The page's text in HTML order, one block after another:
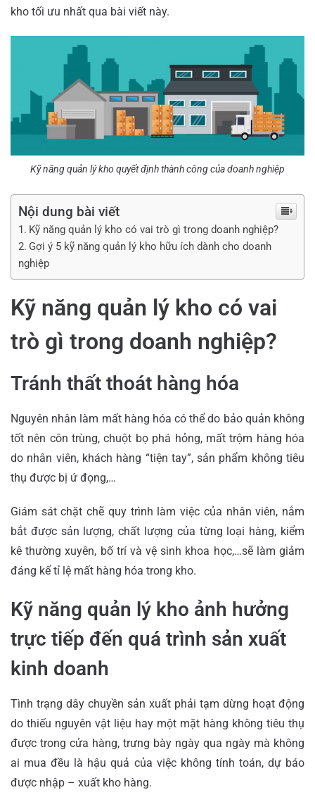
kho tối ưu nhất qua bài viết này.
Kỹ năng quản lý kho quyết định thành công của doanh nghiệp
Nội dung bài viết
Kỹ năng quản lý kho có vai trò gì trong doanh nghiệp?
Gợi ý 5 kỹ năng quản lý kho hữu ích dành cho doanh
nghiệp
Kỹ năng quản lý kho có vai
trò gì trong doanh nghiệp?
Tránh thất thoát hàng hóa
Nguyên nhân làm mất hàng hóa có thể do bảo quản không
tốt nên côn trùng, chuột bọ phá hỏng, mất trộm hàng hóa
do nhân viên, khách hàng “tiện tay”, sản phẩm không tiêu
thụ được bị ứ đọng,…
Giám sát chặt chẽ quy trình làm việc của nhân viên, nắm
bắt được sản lượng, chất lượng của từng loại hàng, kiểm
kê thường xuyên, bố trí và vệ sinh khoa học,…sẽ làm giảm
đáng kể tỉ lệ mất hàng hóa trong kho.
Kỹ năng quản lý kho ảnh hưởng
trực tiếp đến quá trình sản xuất
kinh doanh
Tình trạng dây chuyền sản xuất phải tạm dừng hoạt động
do thiếu nguyên vật liệu hay một mặt hàng không tiêu thụ
được trong cửa hàng, trưng bày ngày qua ngày mà không
ai mua đều là hậu quả của việc không tính toán, dự báo
được nhập – xuất kho hàng.